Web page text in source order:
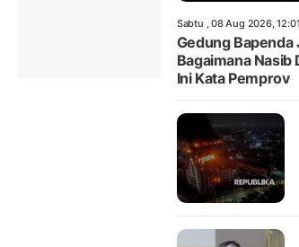
Sabtu , 08 Aug 2026,
Gedung Bapenda
Bagaimana Nasib
Ini Kata Pemprov